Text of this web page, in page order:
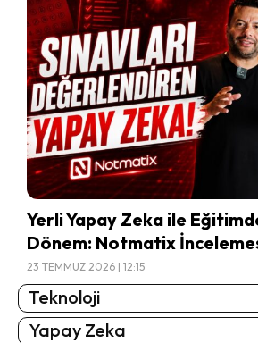
Yerli Yapay Zeka ile
Dönem: Notmatix
23 TEMMUZ 2026 | 12:15
Teknoloji
Yapay Zeka